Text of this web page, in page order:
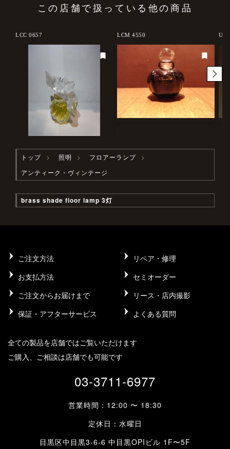
この店舗で扱っている他の商品
LCC 0657 LCM 4550
トップ 照明
フロアーランプ
アンティーク・ヴィンテージ
brass shade floor lamp 3灯
ご注文方法
リペア・修理
お支払方法
セミオーダー
ご注文からお届けまで
リース・店内撮影
保証・アフターサービス
よくある質問
全ての製品を店舗ではご覧いただけます
ご購入、ご相談は店舗でも可能です
03-3711-6977
営業時間：12:00 〜 18:30
定休日：水曜日
目黒区中目黒3-6-6 中目黒OPIビル 1F〜5F